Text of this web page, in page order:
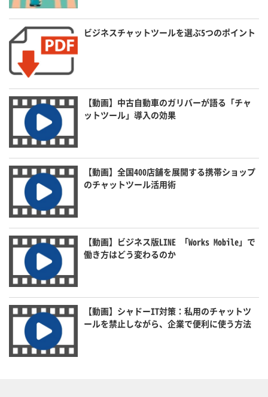
ビジネスチャットツールを選ぶ5つのポイント
【動画】中古自動車のガリバーが語る「チャ
ットツール」導入の効果
【動画】全国400店舗を展開する携帯ショップ
のチャットツール活用術
【動画】ビジネス版LINE 「Works Mobile」で
働き方はどう変わるのか
【動画】シャドーIT対策：私用のチャットツ
ールを禁止しながら、企業で便利に使う方法